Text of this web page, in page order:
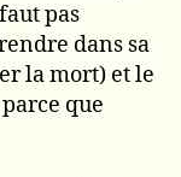
pas
dans sa
la mort) et le
que